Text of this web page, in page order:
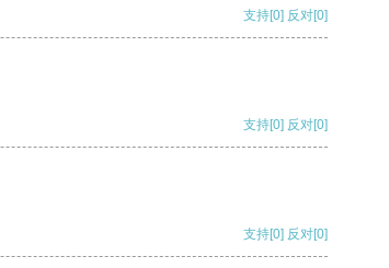
支持[0] 反对[0]
支持[0] 反对[0]
支持[0] 反对[0]